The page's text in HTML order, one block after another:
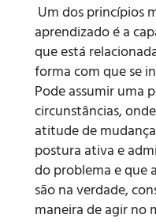
Um dos princípios
aprendizado é a
que está
forma com que se
Pode assumir uma
circunstâncias,
atitude de
postura ativa e
do problema e que
são na verdade,
maneira de agir no